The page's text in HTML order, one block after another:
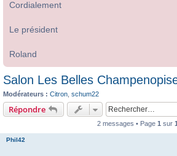
Cordialement
Le président
Roland
Salon Les Belles
Modérateurs : Citron schum22
Répondre
2 messages • Page 1 sur 1
Phil42